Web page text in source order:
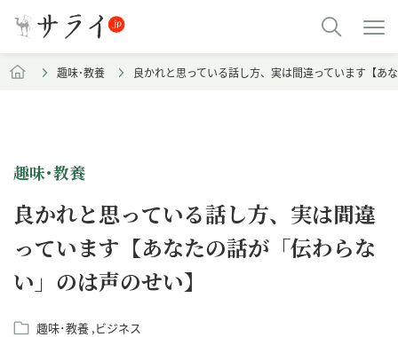
趣味･教養 良かれと思っている話し方、実は間違っています【あ
趣味･教養
良かれと思っている話し方、実は間違
っています【あなたの話が「伝わらな
い」のは声のせい】
趣味･教養 ビジネス